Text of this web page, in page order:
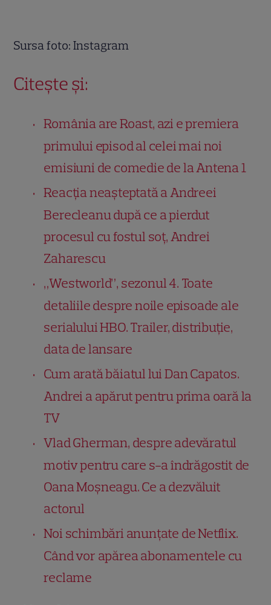
Sursa foto: Instagram
Citește și:
România are Roast, azi e premiera
primului episod al celei mai noi
emisiuni de comedie de la Antena 1
Reacția neașteptată a Andreei
Berecleanu după ce a pierdut
procesul cu fostul soț, Andrei
Zaharescu
„Westworld”, sezonul 4. Toate
detaliile despre noile episoade ale
serialului HBO. Trailer, distribuție,
data de lansare
Cum arată băiatul lui Dan Capatos.
Andrei a apărut pentru prima oară la
TV
Vlad Gherman, despre adevăratul
motiv pentru care s-a îndrăgostit de
Oana Moșneagu. Ce a dezvăluit
actorul
Noi schimbări anunțate de Netflix.
Când vor apărea abonamentele cu
reclame